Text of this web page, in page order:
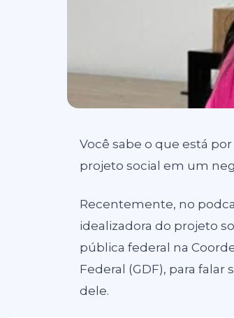
Você sabe o que está
projeto social em um
Recentemente, no
idealizadora do projeto
pública federal na
Federal (GDF), para
dele.